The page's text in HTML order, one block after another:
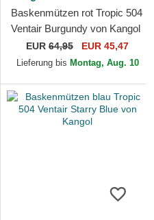
Baskenmützen rot Tropic 504
Ventair Burgundy von Kangol
EUR 64,95 EUR 45,47
Lieferung bis Montag, Aug. 10